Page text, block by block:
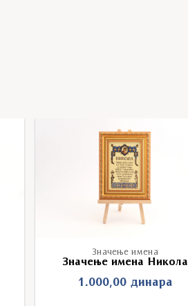
Значење имена
Значење имена Никола
1.000,00 динара